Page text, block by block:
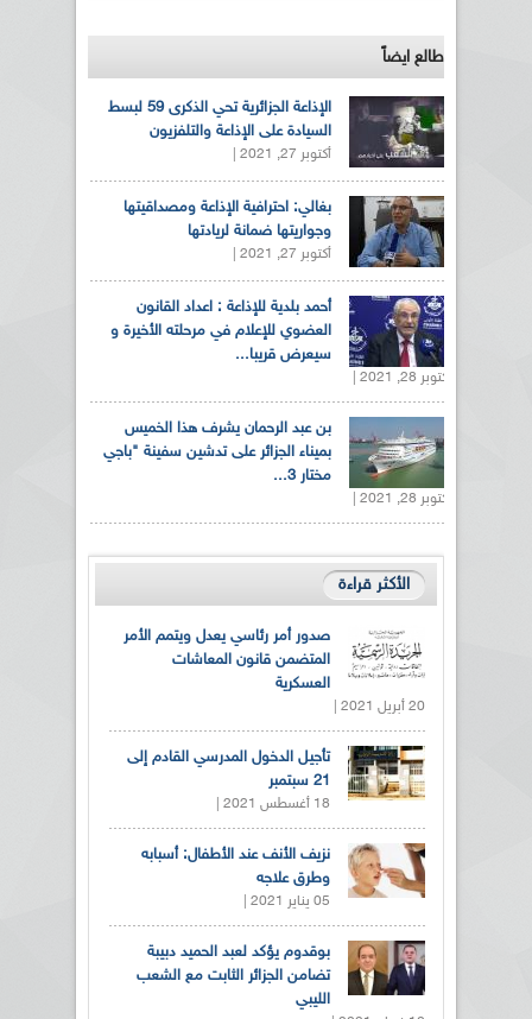
طالع ايضاً
الإذاعة الجزائرية تحي الذكرى 59 لبسط
السيادة على الإذاعة والتلفزيون
أكتوبر 27, 2021 |
بغالي: احترافية الإذاعة ومصداقيتها
وجواريتها ضمانة لريادتها
أكتوبر 27, 2021 |
أحمد بلدية للإذاعة : اعداد القانون
العضوي للإعلام في مرحلته الأخيرة و
سيعرض قريبا...
أكتوبر 28, 2021 |
بن عبد الرحمان يشرف هذا الخميس
بميناء الجزائر على تدشين سفينة "باجي
مختار 3...
أكتوبر 28, 2021 |
الأكثر قراءة
صدور أمر رئاسي يعدل ويتمم الأمر
المتضمن قانون المعاشات
العسكرية
20 أبريل 2021 |
تأجيل الدخول المدرسي القادم إلى
21 سبتمبر
18 أغسطس 2021 |
نزيف الأنف عند الأطفال: أسبابه
وطرق علاجه
05 يناير 2021 |
بوقدوم يؤكد لعبد الحميد دبيبة
تضامن الجزائر الثابت مع الشعب
الليبي